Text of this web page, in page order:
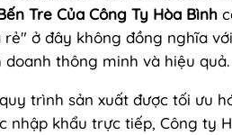
Tre Của Công Ty Hòa Bình
rẻ" ở đây không đồng nghĩa
doanh thông minh và hiệu quả.
trình sản xuất được tối ưu
nhập khẩu trực tiếp, Công ty